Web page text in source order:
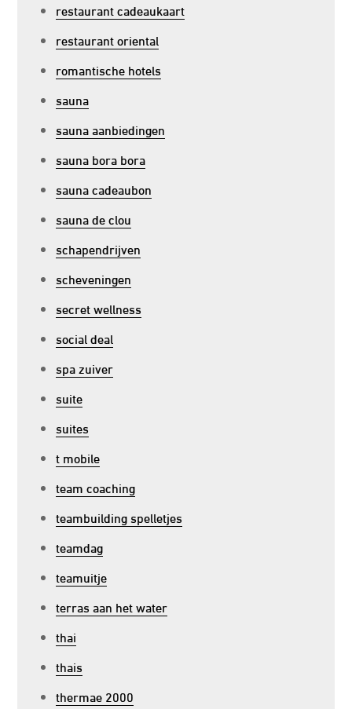
restaurant cadeaukaart
restaurant oriental
romantische hotels
sauna
sauna aanbiedingen
sauna bora bora
sauna cadeaubon
sauna de clou
schapendrijven
scheveningen
secret wellness
social deal
spa zuiver
suite
suites
t mobile
team coaching
teambuilding spelletjes
teamdag
teamuitje
terras aan het water
thai
thais
thermae 2000